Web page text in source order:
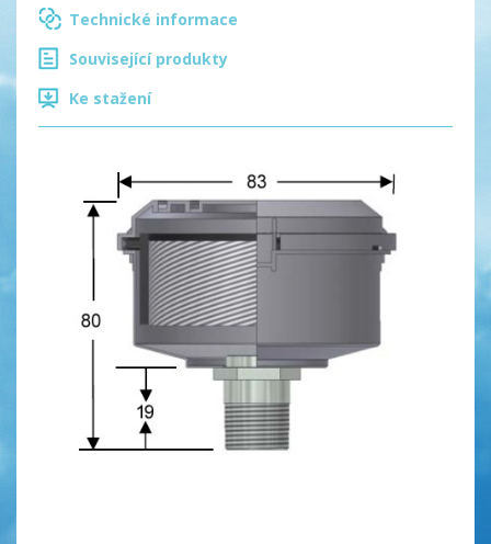
Technické informace
Související produkty
Ke stažení